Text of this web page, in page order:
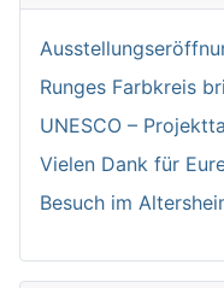
Runges Farbkreis
UNESCO –
Vielen Dank für
Besuch im